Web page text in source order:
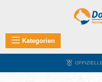
Zum Hauptinhalt springen
Kategorien